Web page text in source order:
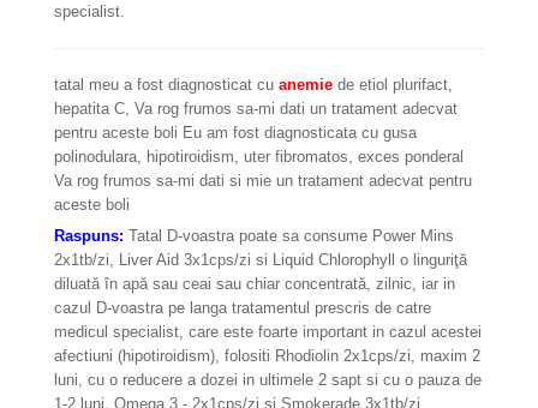
specialist.
tatal meu a fost diagnosticat cu anemie de etiol plurifact,
hepatita C, Va rog frumos sa-mi dati un tratament adecvat
pentru aceste boli Eu am fost diagnosticata cu gusa
polinodulara, hipotiroidism, uter fibromatos, exces ponderal
Va rog frumos sa-mi dati si mie un tratament adecvat pentru
aceste boli
Raspuns: Tatal D-voastra poate sa consume Power Mins
2x1tb/zi, Liver Aid 3x1cps/zi si Liquid Chlorophyll o linguriţă
diluată în apă sau ceai sau chiar concentrată, zilnic, iar in
cazul D-voastra pe langa tratamentul prescris de catre
medicul specialist, care este foarte important in cazul acestei
afectiuni (hipotiroidism), folositi Rhodiolin 2x1cps/zi, maxim 2
luni, cu o reducere a dozei in ultimele 2 sapt si cu o pauza de
1-2 luni, Omega 3 - 2x1cps/zi si Smokerade 3x1tb/zi